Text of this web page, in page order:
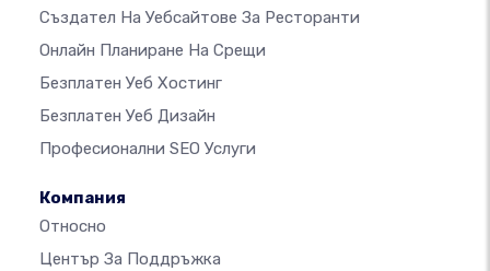
Създател На Уебсайтове За Ресторанти
Онлайн Планиране На Срещи
Безплатен Уеб Хостинг
Безплатен Уеб Дизайн
Професионални SEO Услуги
Компания
Относно
Център За Поддръжка